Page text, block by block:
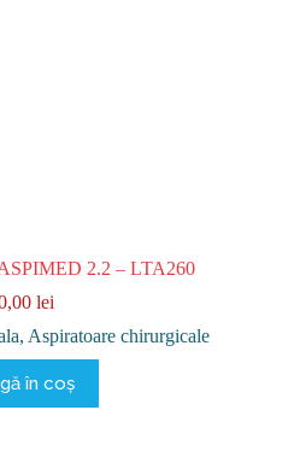
2.2 – LTA260
lei
, Aspiratoare chirurgicale
în coș